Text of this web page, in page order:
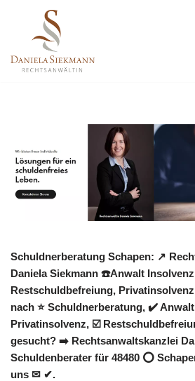
Inhalt
springen
Schuldnerberatung Schapen: ↗️
Daniela Siekmann ☎️Anwalt
Restschuldbefreiung,
nach ⭐ Schuldnerberatung, ✔️
Privatinsolvenz, ☑️
gesucht? ➡️ Rechtsanwaltskanzlei
Schuldenberater für 48480 ⭕
uns ✉ ✔.